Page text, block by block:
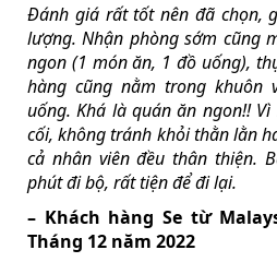
Đánh giá rất tốt nên đã chọn,
lượng. Nhận phòng sớm cũng
ngon (1 món ăn, 1 đồ uống),
hàng cũng nằm trong khuôn
uống. Khá là quán ăn ngon!!
cối, không tránh khỏi thằn lằn
cả nhân viên đều thân thiện.
phút đi bộ, rất tiện để đi lại.
– Khách hàng Se từ
Tháng 12 năm 2022